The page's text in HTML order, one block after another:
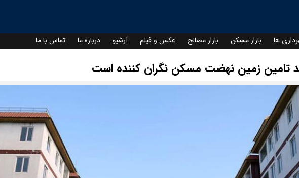
ها بازار مسکن بازار مصالح عکس و فیلم آرشیو درباره ما تماس با ما
تامین زمین نهضت مسکن نگران کننده است